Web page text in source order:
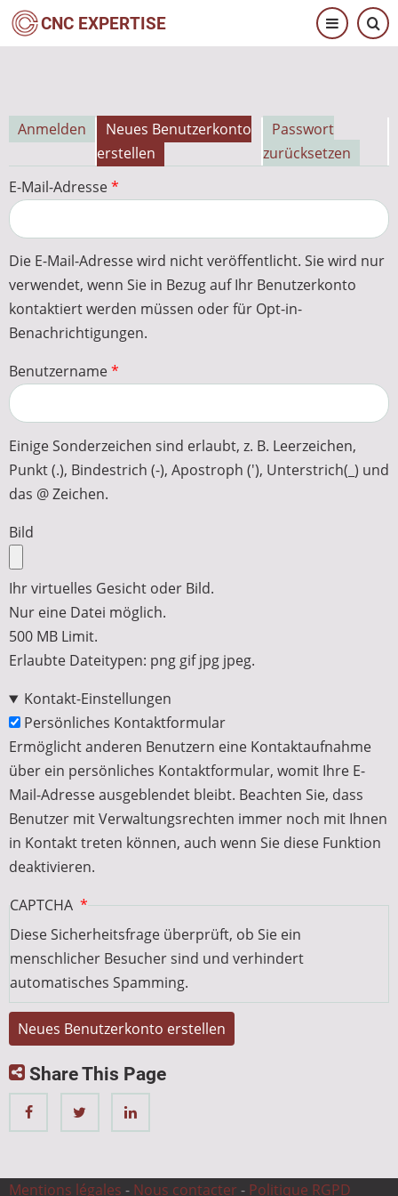
Direkt
zum
CNC EXPERTISE
Primäre
Reiter
Anmelden
Neues Benutzerkonto
erstellen
Passwort
zurücksetzen
E-Mail-Adresse
Die E-Mail-Adresse wird nicht veröffentlicht. Sie wird nur
verwendet, wenn Sie in Bezug auf Ihr Benutzerkonto
kontaktiert werden müssen oder für Opt-in-
Benachrichtigungen.
Benutzername
Einige Sonderzeichen sind erlaubt, z. B. Leerzeichen,
Punkt (.), Bindestrich (-), Apostroph ('), Unterstrich(_) und
das @ Zeichen.
Bild
Ihr virtuelles Gesicht oder Bild.
Nur eine Datei möglich.
500 MB Limit.
Erlaubte Dateitypen: png gif jpg jpeg.
Kontakt-Einstellungen
Persönliches Kontaktformular
Ermöglicht anderen Benutzern eine Kontaktaufnahme
über ein persönliches Kontaktformular, womit Ihre E-
Mail-Adresse ausgeblendet bleibt. Beachten Sie, dass
Benutzer mit Verwaltungsrechten immer noch mit Ihnen
in Kontakt treten können, auch wenn Sie diese Funktion
deaktivieren.
CAPTCHA
Diese Sicherheitsfrage überprüft, ob Sie ein
menschlicher Besucher sind und verhindert
automatisches Spamming.
Share This Page
Mentions légales - Nous contacter - Politique RGPD